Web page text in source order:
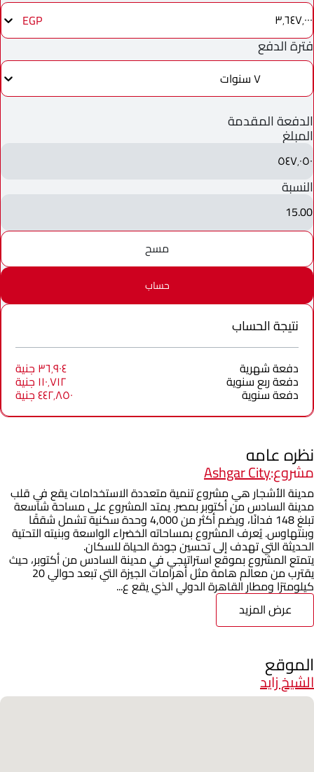
٣٬٦٤٧٬٠٠٠ EGP
فترة الدفع
٧ سنوات
الدفعة المقدمة
المبلغ
٥٤٧٬٠٥٠
النسبة
15.00
مسح
حساب
نتيجة الحساب
دفعة شهرية ٣٦٬٩٠٤ جنية
دفعة ربع سنوية ١١٠٬٧١٢ جنية
دفعة سنوية ٤٤٢٬٨٥٠ جنية
نظره عامه
مشروع:Ashgar City
مدينة الأشجار هي مشروع تنمية متعددة الاستخدامات يقع في قلب
مدينة السادس من أكتوبر بمصر. يمتد المشروع على مساحة شاسعة
تبلغ 148 فدانًا، ويضم أكثر من 4,000 وحدة سكنية تشمل شققًا
وبنتهاوس. يُعرف المشروع بمساحاته الخضراء الواسعة وبنيته التحتية
الحديثة التي تهدف إلى تحسين جودة الحياة للسكان.
يتمتع المشروع بموقع استراتيجي في مدينة السادس من أكتوبر، حيث
يقترب من معالم هامة مثل أهرامات الجيزة التي تبعد حوالي 20
كيلومترًا ومطار القاهرة الدولي الذي يقع ع...
عرض المزيد
الموقع
الشيخ زايد